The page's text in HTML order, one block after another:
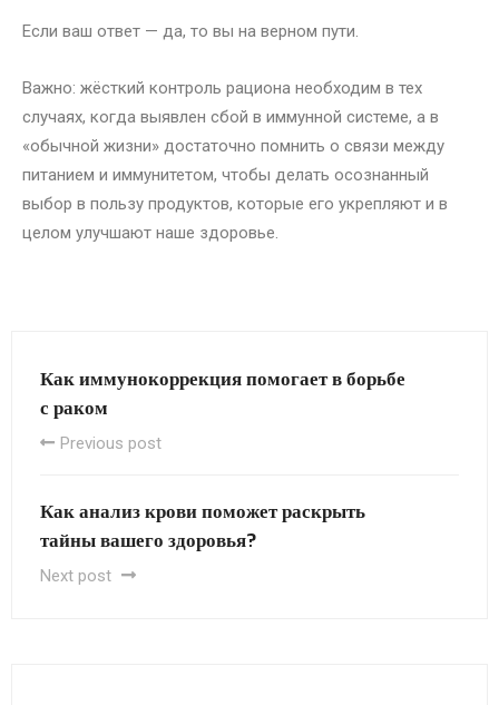
Если ваш ответ — да, то вы на верном пути.
Важно: жёсткий контроль рациона необходим в тех
случаях, когда выявлен сбой в иммунной системе, а в
«обычной жизни» достаточно помнить о связи между
питанием и иммунитетом, чтобы делать осознанный
выбор в пользу продуктов, которые его укрепляют и в
целом улучшают наше здоровье.
Как иммунокоррекция помогает в борьбе
с раком
Previous post
Как анализ крови поможет раскрыть
тайны вашего здоровья?
Next post